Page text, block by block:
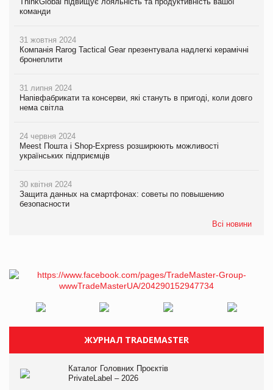
команди
31 жовтня 2024
Компанія Rarog Tactical Gear презентувала надлегкі керамічні
бронеплити
31 липня 2024
Напівфабрикати та консерви, які стануть в пригоді, коли довго
нема світла
24 червня 2024
Meest Пошта і Shop-Express розширюють можливості
українських підприємців
30 квітня 2024
Защита данных на смартфонах: советы по повышению
безопасности
Всі новини
ЖУРНАЛ TRADEMASTER
Каталог Головних Проєктів
PrivateLabel – 2026